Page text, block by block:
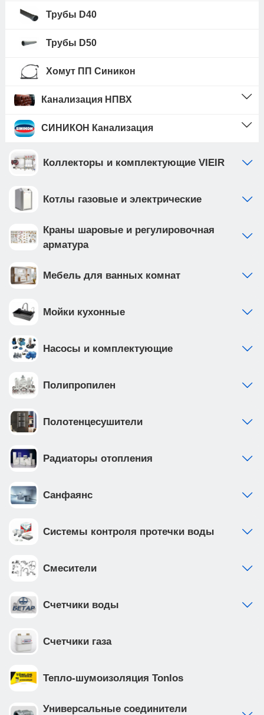
Трубы D40
Трубы D50
Хомут ПП Синикон
Канализация НПВХ
СИНИКОН Канализация
Коллекторы и комплектующие VIEIR
Котлы газовые и электрические
Краны шаровые и регулировочная
арматура
Мебель для ванных комнат
Мойки кухонные
Насосы и комплектующие
Полипропилен
Полотенцесушители
Радиаторы отопления
Санфаянс
Системы контроля протечки воды
Смесители
Счетчики воды
Счетчики газа
Тепло-шумоизоляция Tonlos
Универсальные соединители